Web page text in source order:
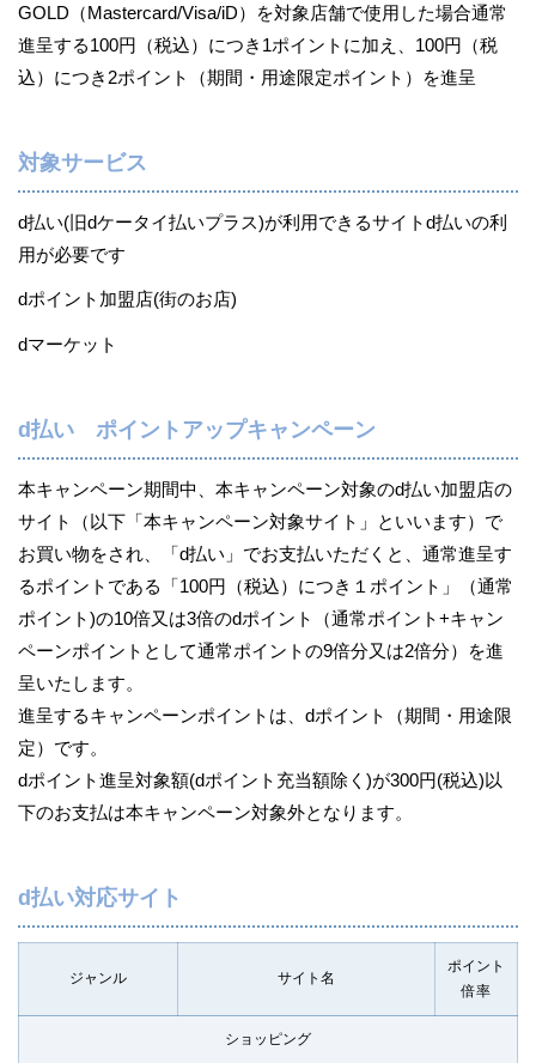
GOLD（Mastercard/Visa/iD）を対象店舗で使用した場合通常
進呈する100円（税込）につき1ポイントに加え、100円（税
込）につき2ポイント（期間・用途限定ポイント）を進呈
対象サービス
d払い(旧dケータイ払いプラス)が利用できるサイトd払いの利
用が必要です
dポイント加盟店(街のお店)
dマーケット
d払い ポイントアップキャンペーン
本キャンペーン期間中、本キャンペーン対象のd払い加盟店の
サイト（以下「本キャンペーン対象サイト」といいます）で
お買い物をされ、「d払い」でお支払いただくと、通常進呈す
るポイントである「100円（税込）につき１ポイント」（通常
ポイント)の10倍又は3倍のdポイント（通常ポイント+キャン
ペーンポイントとして通常ポイントの9倍分又は2倍分）を進
呈いたします。
進呈するキャンペーンポイントは、dポイント（期間・用途限
定）です。
dポイント進呈対象額(dポイント充当額除く)が300円(税込)以
下のお支払は本キャンペーン対象外となります。
d払い対応サイト
ジャンル サイト名
ポイント
倍率
ショッピング